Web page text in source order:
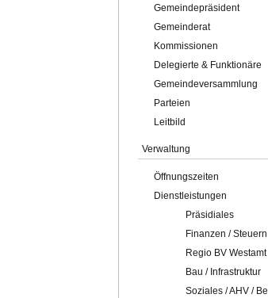
Gemeindepräsident
Gemeinderat
Kommissionen
Delegierte & Funktionäre
Gemeindeversammlung
Parteien
Leitbild
Verwaltung
Öffnungszeiten
Dienstleistungen
Präsidiales
Finanzen / Steuern
Regio BV Westamt
Bau / Infrastruktur
Soziales / AHV /